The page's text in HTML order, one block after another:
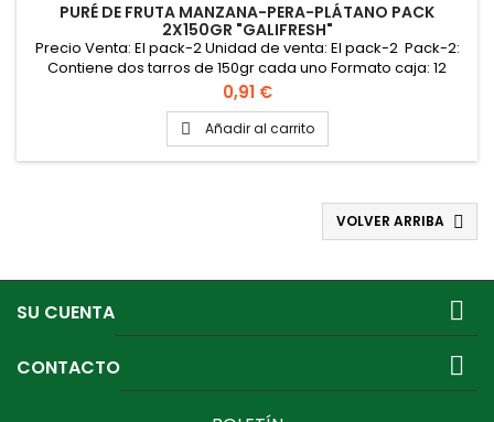
PURÉ DE FRUTA MANZANA-PERA-PLÁTANO PACK
2X150GR "GALIFRESH"
Precio Venta: El pack-2 Unidad de venta: El pack-2 Pack-2:
Contiene dos tarros de 150gr cada uno Formato caja: 12
pack-2
Precio
0,91 €
 Añadir al carrito
VOLVER ARRIBA 
SU CUENTA 
CONTACTO 